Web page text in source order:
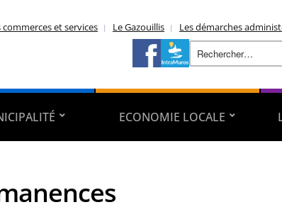
commerces et services Le Gazouillis Les démarches
ECONOMIE LOCALE